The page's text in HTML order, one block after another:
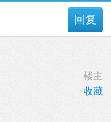
回复
楼主
收藏